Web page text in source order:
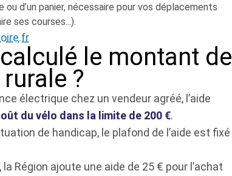
d’un panier, nécessaire pour vos déplacements
ses courses...).
le montant de
?
électrique chez un vendeur agréé, l’aide
du vélo dans la limite de 200 €.
de handicap, le plafond de l’aide est fixé
Région ajoute une aide de 25 € pour l’achat